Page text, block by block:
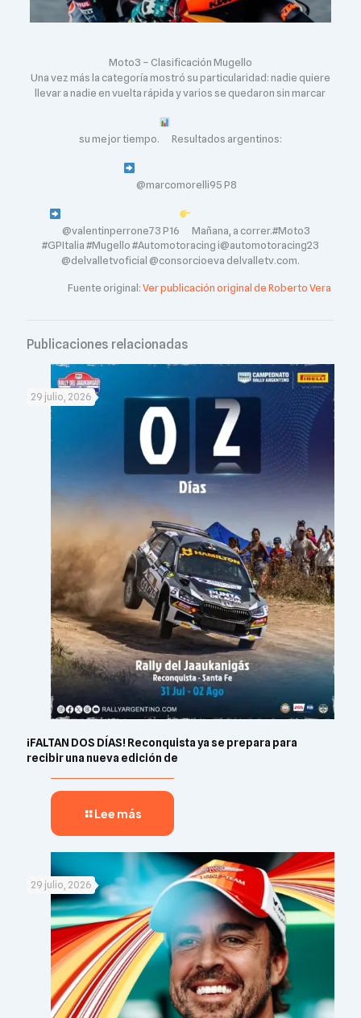
Moto3 – Clasificación Mugello
Una vez más la categoría mostró su particularidad: nadie quiere
llevar a nadie en vuelta rápida y varios se quedaron sin marcar
su mejor tiempo. Resultados argentinos:
@marcomorelli95 P8
@valentinperrone73 P16
Mañana, a correr.#Moto3
#GPItalia #Mugello #Automotoracing i@automotoracing23
@delvalletvoficial @consorcioeva delvalletv.com.
Fuente original:Ver publicación original de Roberto Vera
Publicaciones relacionadas
29 julio, 2026
¡FALTAN DOS DÍAS! Reconquista ya se prepara para
recibir una nueva edición de
Lee más
29 julio, 2026